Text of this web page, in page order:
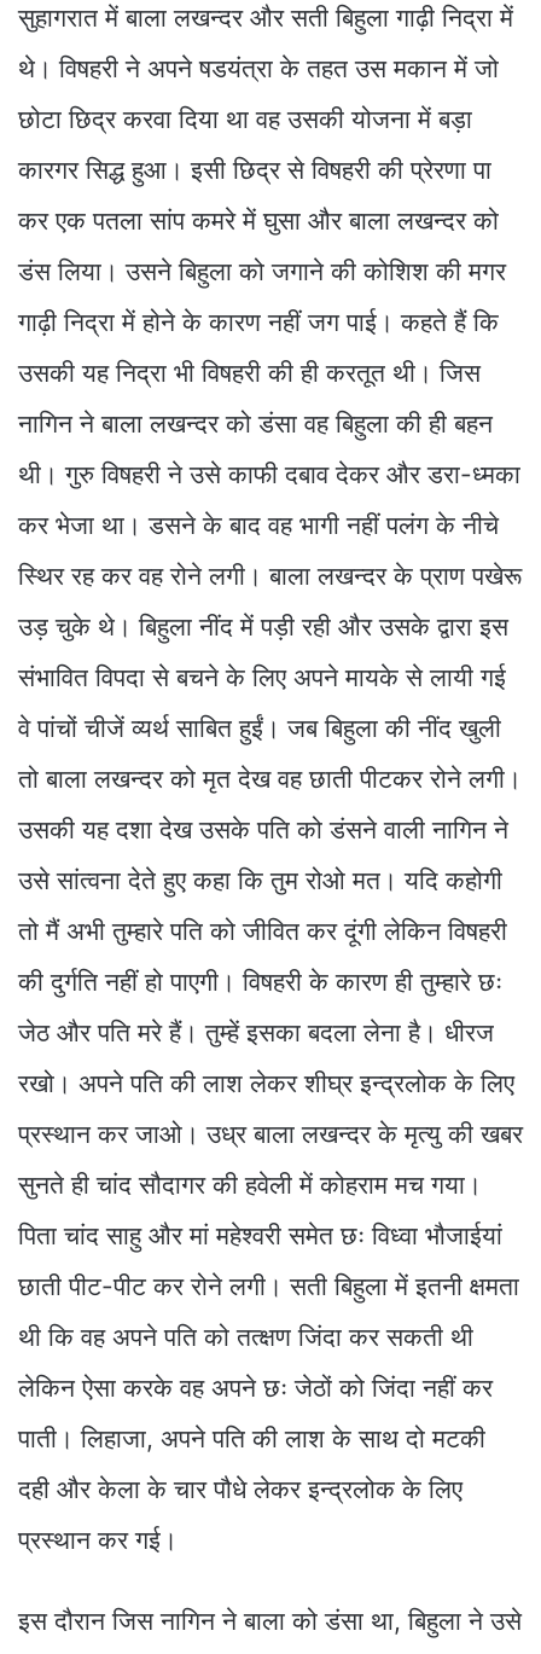
सुहागरात में बाला लखन्दर और सती बिहुला गाढ़ी निद्रा में
थे। विषहरी ने अपने षडयंत्रा के तहत उस मकान में जो
छोटा छिद्र करवा दिया था वह उसकी योजना में बड़ा
कारगर सिद्ध हुआ। इसी छिद्र से विषहरी की प्रेरणा पा
कर एक पतला सांप कमरे में घुसा और बाला लखन्दर को
डंस लिया। उसने बिहुला को जगाने की कोशिश की मगर
गाढ़ी निद्रा में होने के कारण नहीं जग पाई। कहते हैं कि
उसकी यह निद्रा भी विषहरी की ही करतूत थी। जिस
नागिन ने बाला लखन्दर को डंसा वह बिहुला की ही बहन
थी। गुरु विषहरी ने उसे काफी दबाव देकर और डरा-ध्मका
कर भेजा था। डसने के बाद वह भागी नहीं पलंग के नीचे
स्थिर रह कर वह रोने लगी। बाला लखन्दर के प्राण पखेरू
उड़ चुके थे। बिहुला नींद में पड़ी रही और उसके द्वारा इस
संभावित विपदा से बचने के लिए अपने मायके से लायी गई
वे पांचों चीजें व्यर्थ साबित हुईं। जब बिहुला की नींद खुली
तो बाला लखन्दर को मृत देख वह छाती पीटकर रोने लगी।
उसकी यह दशा देख उसके पति को डंसने वाली नागिन ने
उसे सांत्वना देते हुए कहा कि तुम रोओ मत। यदि कहोगी
तो मैं अभी तुम्हारे पति को जीवित कर दूंगी लेकिन विषहरी
की दुर्गति नहीं हो पाएगी। विषहरी के कारण ही तुम्हारे छः
जेठ और पति मरे हैं। तुम्हें इसका बदला लेना है। धीरज
रखो। अपने पति की लाश लेकर शीघ्र इन्द्रलोक के लिए
प्रस्थान कर जाओ। उध्र बाला लखन्दर के मृत्यु की खबर
सुनते ही चांद सौदागर की हवेली में कोहराम मच गया।
पिता चांद साहु और मां महेश्वरी समेत छः विध्वा भौजाईयां
छाती पीट-पीट कर रोने लगी। सती बिहुला में इतनी क्षमता
थी कि वह अपने पति को तत्क्षण जिंदा कर सकती थी
लेकिन ऐसा करके वह अपने छः जेठों को जिंदा नहीं कर
पाती। लिहाजा, अपने पति की लाश के साथ दो मटकी
दही और केला के चार पौधे लेकर इन्द्रलोक के लिए
प्रस्थान कर गई।
इस दौरान जिस नागिन ने बाला को डंसा था, बिहुला ने उसे